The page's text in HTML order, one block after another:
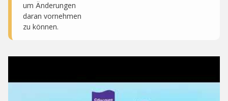
um Änderungen
daran vornehmen
zu können.